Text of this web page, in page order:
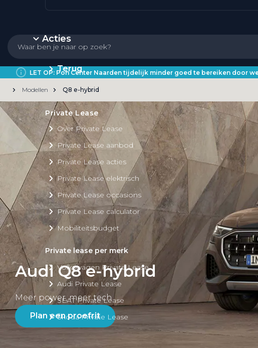
Acties
Terug
Private Lease
Over Private Lease
Private Lease aanbod
Private Lease acties
Private Lease elektrisch
Private Lease occasions
Private Lease calculator
Mobiliteitsbudget
Private lease per merk
Volkswagen Private Lease
Audi Private Lease
SEAT Private Lease
Škoda Private Lease
LET OP: Pon Center Naarden tijdelijk minder goed te bereiken door
Modellen Q8 e-hybrid
Audi Q8 e-hybrid
Meer power, meer tech
Plan een proefrit